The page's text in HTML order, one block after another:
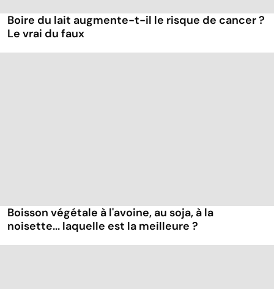
Boire du lait augmente-t-il le risque de cancer ?
Le vrai du faux
Boisson végétale à l'avoine, au soja, à la
noisette... laquelle est la meilleure ?